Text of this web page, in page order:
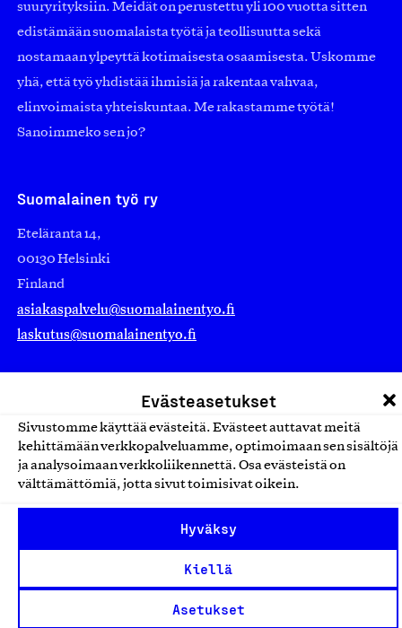
Evästeasetukset
Sivustomme käyttää evästeitä. Evästeet auttavat meitä
kehittämään verkkopalveluamme, optimoimaan sen sisältöjä
ja analysoimaan verkkoliikennettä. Osa evästeistä on
välttämättömiä, jotta sivut toimisivat oikein.
Hyväksy
Kiellä
Asetukset
suuryrityksiin. Meidät on perustettu yli 100 vuotta sitten
edistämään suomalaista työtä ja teollisuutta sekä
nostamaan ylpeyttä kotimaisesta osaamisesta. Uskomme
yhä, että työ yhdistää ihmisiä ja rakentaa vahvaa,
elinvoimaista yhteiskuntaa. Me rakastamme työtä!
Sanoimmeko sen jo?
Suomalainen työ ry
Eteläranta 14,
00130 Helsinki
Finland
asiakaspalvelu@suomalainentyo.fi
laskutus@suomalainentyo.fi
Avainlippu
Yhteiskunnallinen Yritys -merkki